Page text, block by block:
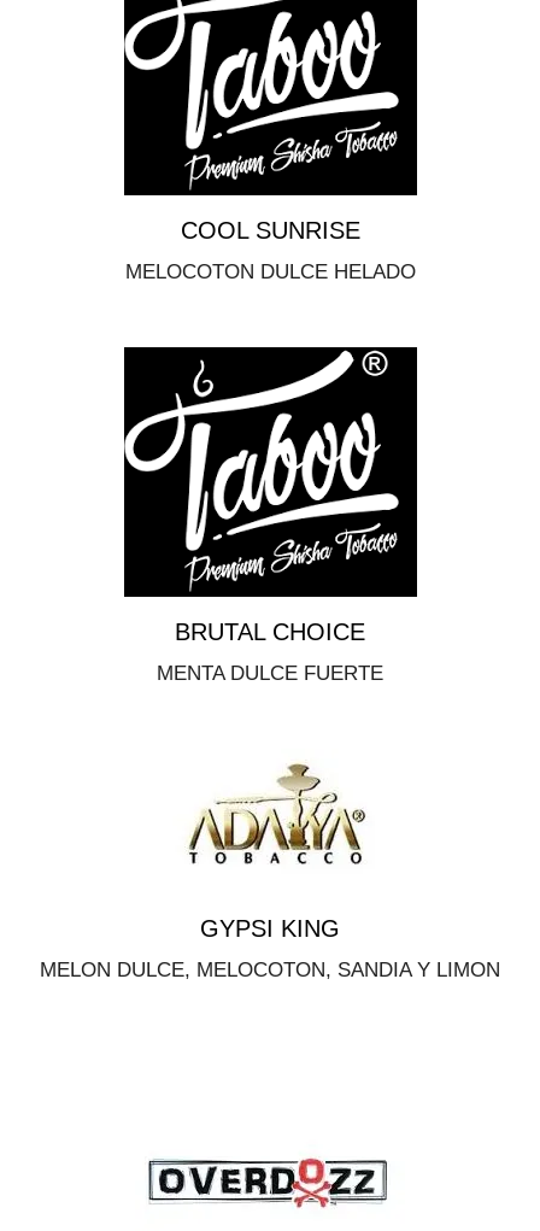
COOL SUNRISE
MELOCOTON DULCE HELADO
BRUTAL CHOICE
MENTA DULCE FUERTE
GYPSI KING
MELON DULCE, MELOCOTON, SANDIA Y LIMON